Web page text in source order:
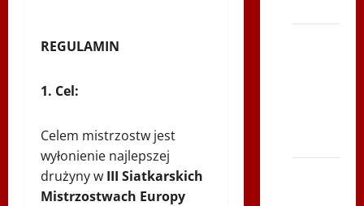
REGULAMIN
1. Cel:
Celem mistrzostw jest
wyłonienie najlepszej
drużyny w III Siatkarskich
Mistrzostwach Europy